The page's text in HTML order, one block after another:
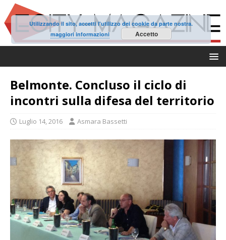
Belmonte. Concluso il ciclo di
incontri sulla difesa del territorio
Luglio 14, 2016 Asmara Bassetti
Utilizzando il sito, accetti l'utilizzo dei cookie da parte nostra.
maggiori informazioni
Accetto